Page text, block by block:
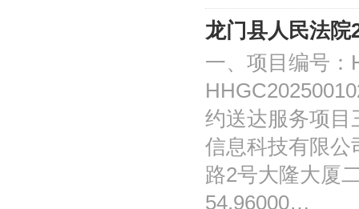
龙门县人民法院
一、项目编号：
约送达服务项目
信息科技有限公
路2号大隆大厦
54.96000…